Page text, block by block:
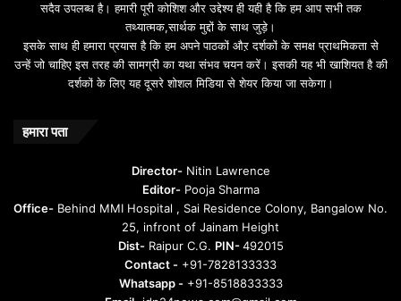
सदैव उपलब्ध है। हमारी पूरी कोशिश और उद्देश्य ही यही है कि हम आप सभी तक
तथ्यात्मक,सार्थक मुद्दों के साथ जुड़े।
इसके साथ ही हमारा प्रयास है कि हम अपने पाठकों औऱ दर्शकों के समक्ष प्राथमिकता से
उन्हें जो चाहिए इस तरह की सामग्री का यथा संभव चयन करें। इसकी यह भी खाशियत है की
दर्शकों के लिए यह दूसरे शोशल मिडिया से शेयर किया जा सकेगा।
हमारा पता
Director-Nitin Lawrence
Editor-Pooja Sharma
Office- Behind MMI Hospital , Sai Residence Colony, Bangalow No.
25, infront of Jainam Height
Dist-Raipur C.G. PIN-492015
Contact - +91-7828133333
Whatsapp -+91-8518833333